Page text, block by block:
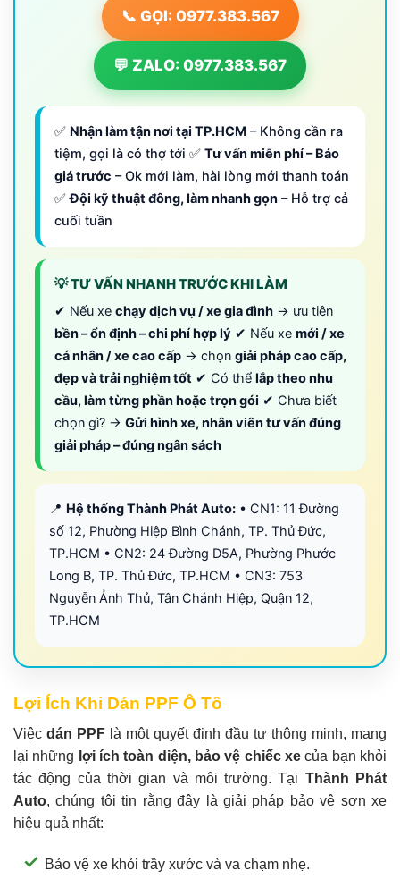
📞 GỌI: 0977.383.567
💬 ZALO: 0977.383.567
✅ Nhận làm tận nơi tại TP.HCM – Không cần ra
tiệm, gọi là có thợ tới ✅ Tư vấn miễn phí – Báo
giá trước – Ok mới làm, hài lòng mới thanh toán
✅Đội kỹ thuật đông, làm nhanh gọn – Hỗ trợ cả
cuối tuần
💡 TƯ VẤN NHANH TRƯỚC KHI LÀM
✔ Nếu xe chạy dịch vụ / xe gia đình → ưu tiên
bền – ổn định – chi phí hợp lý ✔ Nếu xe mới / xe
cá nhân / xe cao cấp → chọn giải pháp cao cấp,
đẹp và trải nghiệm tốt ✔ Có thể lắp theo nhu
cầu, làm từng phần hoặc trọn gói ✔ Chưa biết
chọn gì? → Gửi hình xe, nhân viên tư vấn đúng
giải pháp – đúng ngân sách
📍 Hệ thống Thành Phát Auto: • CN1: 11 Đường
số 12, Phường Hiệp Bình Chánh, TP. Thủ Đức,
TP.HCM • CN2: 24 Đường D5A, Phường Phước
Long B, TP. Thủ Đức, TP.HCM • CN3: 753
Nguyễn Ảnh Thủ, Tân Chánh Hiệp, Quận 12,
TP.HCM
Lợi Ích Khi Dán PPF Ô Tô
Việc dán PPF là một quyết định đầu tư thông minh, mang
lại những lợi ích toàn diện, bảo vệ chiếc xe của bạn khỏi
tác động của thời gian và môi trường. Tại Thành Phát
Auto, chúng tôi tin rằng đây là giải pháp bảo vệ sơn xe
hiệu quả nhất:
Bảo vệ xe khỏi trầy xước và va chạm nhẹ.